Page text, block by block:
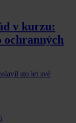
v kurzu:
ochranných
sto let své